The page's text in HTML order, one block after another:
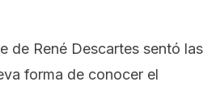
de René Descartes sentó las
forma de conocer el